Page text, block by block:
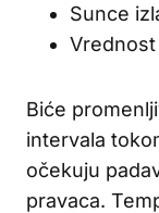
Sunce
Biće
intervala
očekuju
pravaca.